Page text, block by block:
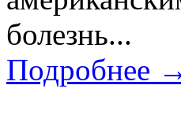
болезнь...
Подробнее